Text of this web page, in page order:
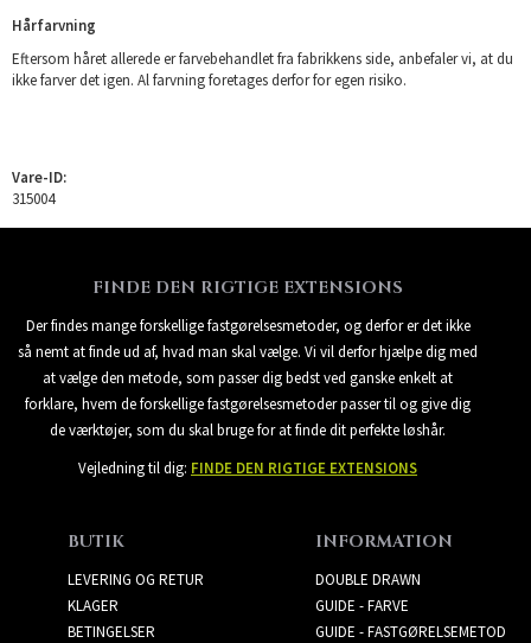
Hårfarvning
Eftersom håret allerede er farvebehandlet fra fabrikkens side, anbefaler vi, at du
ikke farver det igen. Al farvning foretages derfor for egen risiko.
Vare-ID:
315004
FINDE DEN RIGTIGE EXTENSIONS
Der findes mange forskellige fastgørelsesmetoder, og derfor er det ikke
så nemt at finde ud af, hvad man skal vælge. Vi vil derfor hjælpe dig med
at vælge den metode, som passer dig bedst ved ganske enkelt at
forklare, hvem de forskellige fastgørelsesmetoder passer til og give dig
de værktøjer, som du skal bruge for at finde dit perfekte løshår.
Vejledning til dig: FINDE DEN RIGTIGE EXTENSIONS
BUTIK
LEVERING OG RETUR
KLAGER
BETINGELSER
INFORMATION
DOUBLE DRAWN
GUIDE - FARVE
GUIDE - FASTGØRELSEMETOD